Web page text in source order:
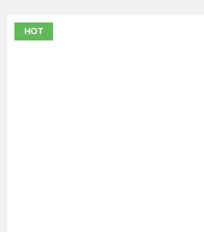
HOT